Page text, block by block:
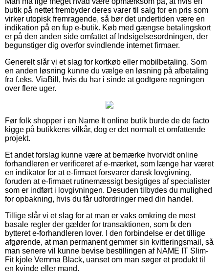
butik på nettet frembyder deres varer til salg for en pris som
virker utopisk fremragende, så bør det undertiden være en
indikation på en fup e-butik. Køb med gængse betalingskort
er på den anden side omfattet af Indsigelsesordningen, der
begunstiger dig overfor svindlende internet firmaer.
Generelt slår vi et slag for kortkøb eller mobilbetaling. Som
en anden løsning kunne du vælge en løsning på afbetaling
fra f.eks. ViaBill, hvis du har i sinde at godtgøre regningen
over flere uger.
Før folk shopper i en Name It online butik burde de de facto
kigge på butikkens vilkår, dog er det normalt et omfattende
projekt.
Et andet forslag kunne være at bemærke hvorvidt online
forhandleren er verificeret af e-mærket, som længe har været
en indikator for at e-firmaet forsvarer dansk lovgivning,
foruden at e-firmaet rutinemæssigt besigtiges af specialister
som er indført i lovgivningen. Desuden tilbydes du mulighed
for opbakning, hvis du får udfordringer med din handel.
Tillige slår vi et slag for at man er vaks omkring de mest
basale regler der gælder for transaktionen, som fx den
bytteret e-forhandleren lover. I den forbindelse er det tillige
afgørende, at man permanent gemmer sin kvitteringsmail, så
man senere vil kunne bevise bestillingen af NAME IT Slim-
Fit kjole Vemma Black, uanset om man søger et produkt til
en kvinde eller mand.